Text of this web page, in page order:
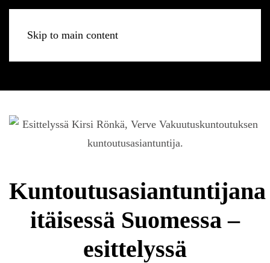
Skip to main content
Kuntoutusasiantuntijana
itäisessä Suomessa –
esittelyssä